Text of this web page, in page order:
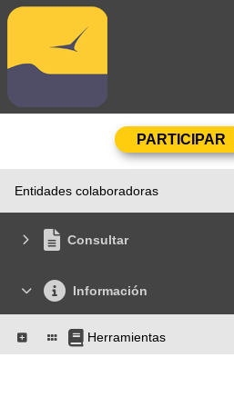
Entidades colaboradoras
Consultar
Información
Herramientas